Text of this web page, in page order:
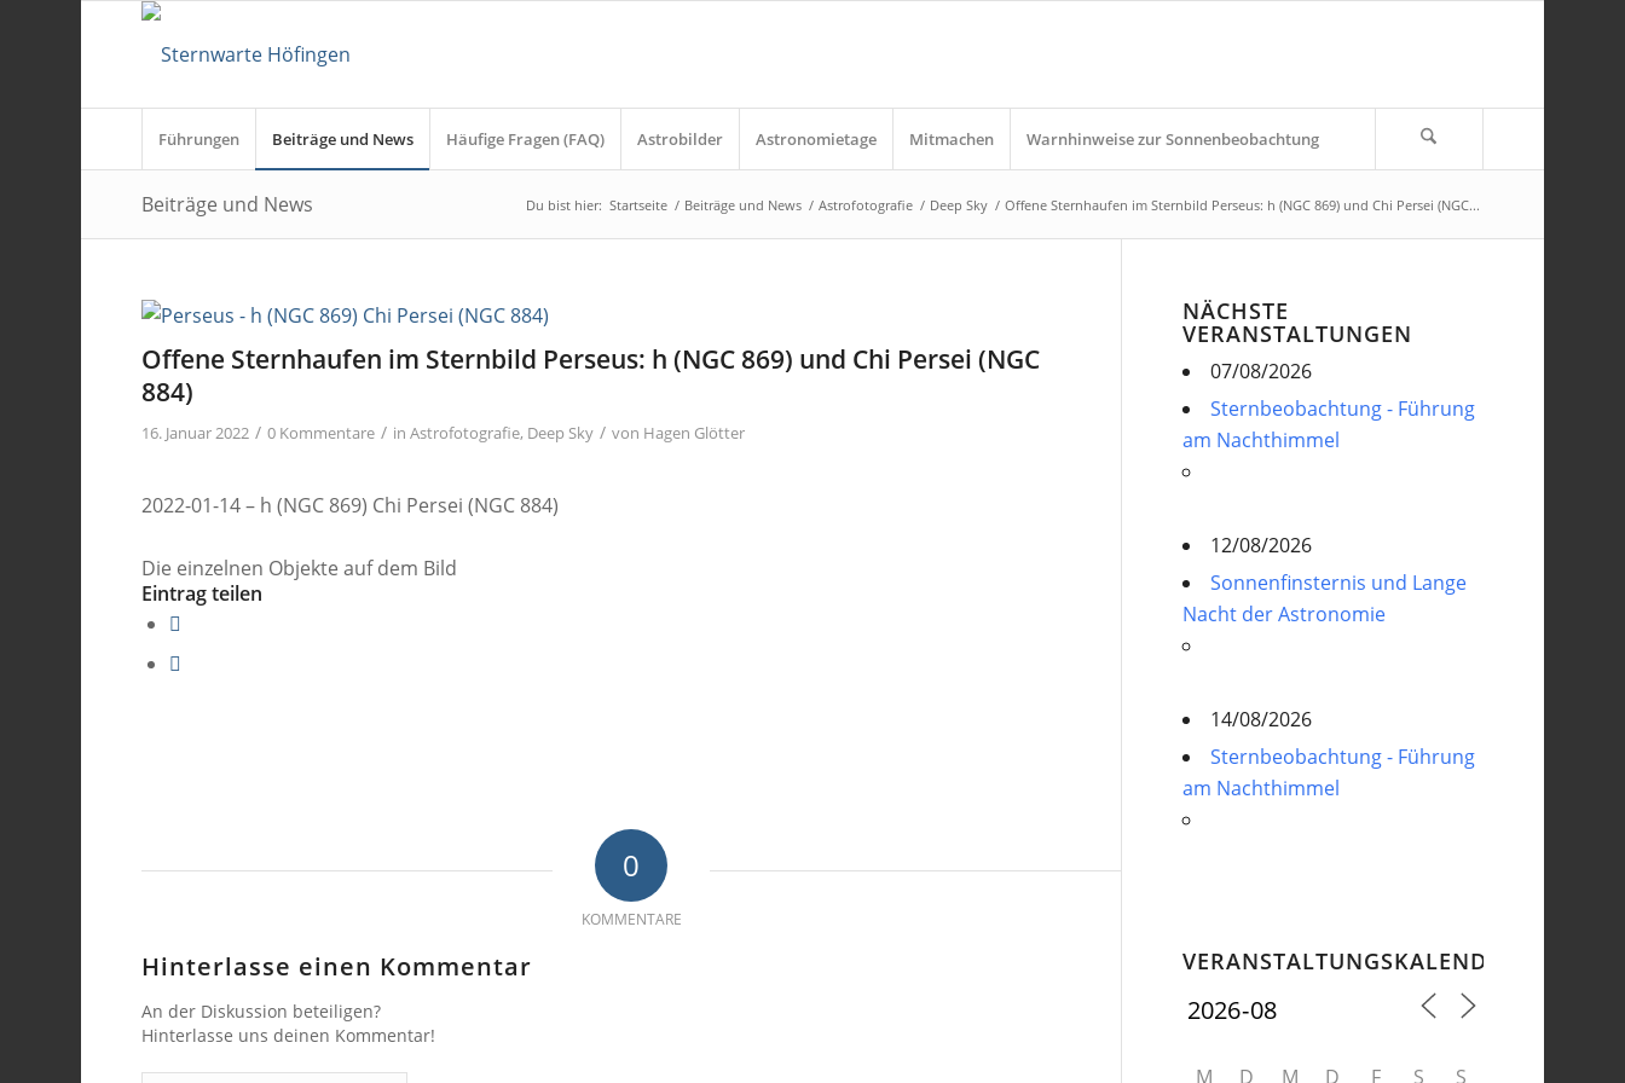
Führungen Beiträge und News Häufige Fragen (FAQ) Astrobilder Astronomietage Mitmachen Warnhinweise zur Sonnenbeobachtung
Beiträge und News Du bist hier: Startseite / Beiträge und News / Astrofotografie / Deep Sky / Offene Sternhaufen im Sternbild Perseus: h (NGC 869) und Chi Persei (NGC...
Offene Sternhaufen im Sternbild Perseus: h (NGC 869) und Chi Persei (NGC
884)
16. Januar 2022 / 0 Kommentare / inAstrofotografie, Deep Sky / von Hagen Glötter
2022-01-14 – h (NGC 869) Chi Persei (NGC 884)
Die einzelnen Objekte auf dem Bild
Eintrag teilen
0
KOMMENTARE
Hinterlasse einen Kommentar
An der Diskussion beteiligen?
Hinterlasse uns deinen Kommentar!
NÄCHSTE
VERANSTALTUNGEN
07/08/2026
Sternbeobachtung - Führung
am Nachthimmel
12/08/2026
Sonnenfinsternis und Lange
Nacht der Astronomie
14/08/2026
Sternbeobachtung - Führung
am Nachthimmel
VERANSTALTUNGSKALENDER
M D M D F S S